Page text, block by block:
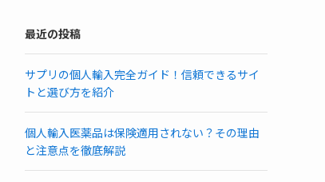
最近の投稿
サプリの個人輸入完全ガイド！信頼できるサイ
トと選び方を紹介
個人輸入医薬品は保険適用されない？その理由
と注意点を徹底解説